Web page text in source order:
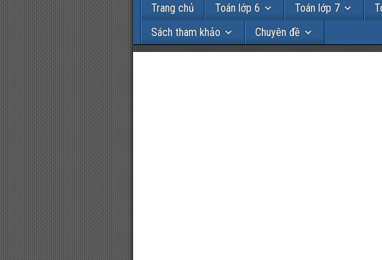
Trang chủ Toán lớp 6 Toán lớp 7
Sách tham khảo
Chuyên đề